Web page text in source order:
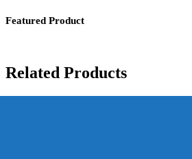
Featured Product
Related Products